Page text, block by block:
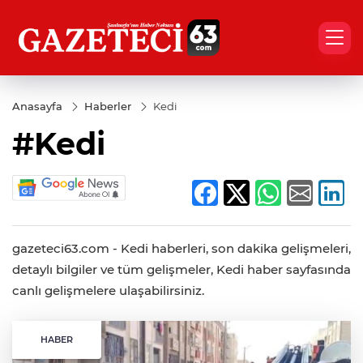
Anasayfa Haberler Kedi
#Kedi
gazeteci63.com - Kedi haberleri, son dakika gelişmeleri,
detaylı bilgiler ve tüm gelişmeler, Kedi haber sayfasında
canlı gelişmelere ulaşabilirsiniz.
HABER